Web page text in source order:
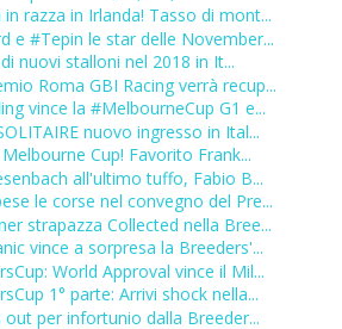
in razza in Irlanda! Tasso di mont...
e #Tepin le star delle November...
nuovi stalloni nel 2018 in It...
Roma GBI Racing verrà recup...
vince la #MelbourneCup G1 e...
nuovo ingresso in Ital...
Cup! Favorito Frank...
all'ultimo tuffo, Fabio B...
le corse nel convegno del Pre...
strapazza Collected nella Bree...
vince a sorpresa la Breeders'...
World Approval vince il Mil...
1° parte: Arrivi shock nella...
out per infortunio dalla Breeder...